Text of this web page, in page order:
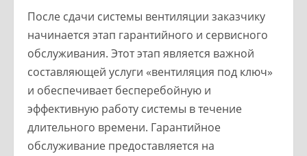
После сдачи системы вентиляции заказчику
начинается этап гарантийного и сервисного
обслуживания. Этот этап является важной
составляющей услуги «вентиляция под ключ»
и обеспечивает бесперебойную и
эффективную работу системы в течение
длительного времени. Гарантийное
обслуживание предоставляется на